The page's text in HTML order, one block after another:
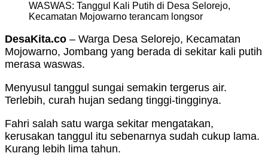
WASWAS: Tanggul Kali Putih di Desa Selorejo,
Kecamatan Mojowarno terancam longsor
DesaKita.co – Warga Desa Selorejo, Kecamatan
Mojowarno, Jombang yang berada di sekitar kali putih
merasa waswas.
Menyusul tanggul sungai semakin tergerus air.
Terlebih, curah hujan sedang tinggi-tingginya.
Fahri salah satu warga sekitar mengatakan,
kerusakan tanggul itu sebenarnya sudah cukup lama.
Kurang lebih lima tahun.